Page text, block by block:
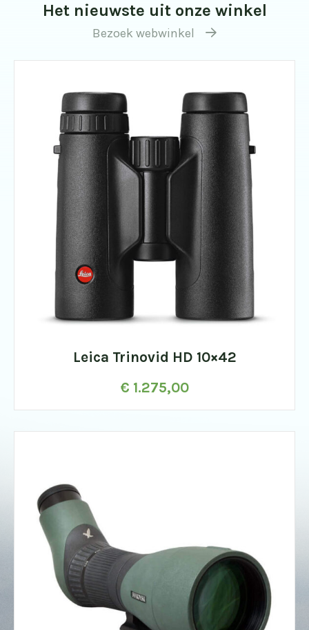
Het nieuwste uit onze winkel
Bezoek webwinkel
Leica Trinovid HD 10×42
€ 1.275,00